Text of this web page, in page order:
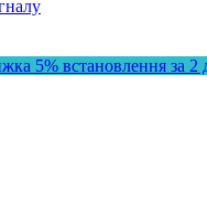
5% встановлення за 2